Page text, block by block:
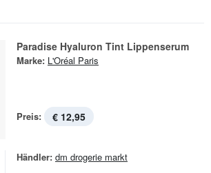
Paradise Hyaluron Tint Lippenserum
Marke: L'Oréal Paris
Preis: € 12,95
Händler: dm drogerie markt